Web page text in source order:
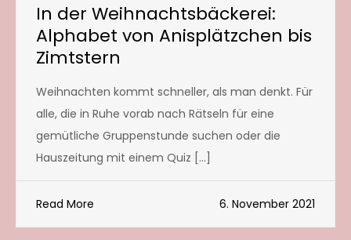
In der Weihnachtsbäckerei:
Alphabet von Anisplätzchen bis
Zimtstern
Weihnachten kommt schneller, als man denkt. Für
alle, die in Ruhe vorab nach Rätseln für eine
gemütliche Gruppenstunde suchen oder die
Hauszeitung mit einem Quiz […]
Read More 6. November 2021